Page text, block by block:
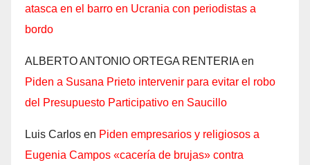
atasca en el barro en Ucrania con periodistas a
bordo
ALBERTO ANTONIO ORTEGA RENTERIA en
Piden a Susana Prieto intervenir para evitar el robo
del Presupuesto Participativo en Saucillo
Luis Carlos en Piden empresarios y religiosos a
Eugenia Campos «cacería de brujas» contra